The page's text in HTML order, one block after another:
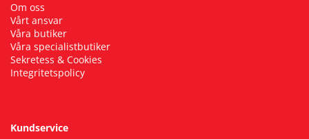
Om oss
Vårt ansvar
Våra butiker
Våra specialistbutiker
Sekretess & Cookies
Integritetspolicy
Kundservice